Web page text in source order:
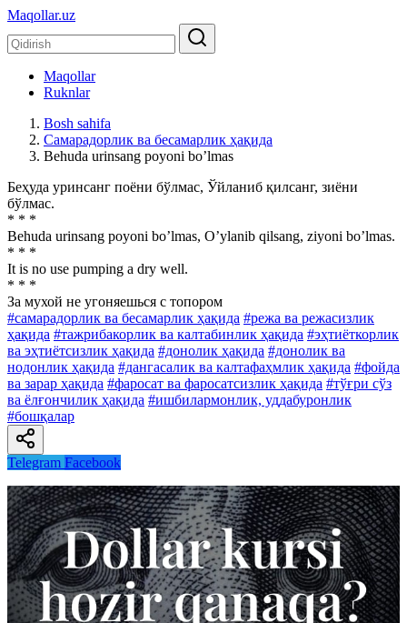
Maqollar.uz
Maqollar
Ruknlar
Bosh sahifa
Самарадорлик ва бесамарлик ҳақида
Behuda urinsang poyoni boʼlmas
Беҳуда уринсанг поёни бўлмас, Ўйланиб қилсанг, зиёни
бўлмас.
* * *
Behuda urinsang poyoni boʼlmas, Oʼylanib qilsang, ziyoni boʼlmas.
* * *
It is no use pumping a dry well.
* * *
За мухой не угоняешься с топором
#самарадорлик ва бесамарлик ҳақида #режа ва режасизлик
ҳақида #тажрибакорлик ва калтабинлик ҳақида #эҳтиёткорлик
ва эҳтиётсизлик ҳақида #донолик ҳақида #донолик ва
нодонлик ҳақида #дангасалик ва калтафаҳмлик ҳақида #фойда
ва зарар ҳақида #фаросат ва фаросатсизлик ҳақида #тўғри сўз
ва ёлғончилик ҳақида #ишбилармонлик, уддабуронлик
#бошқалар
Telegram Facebook